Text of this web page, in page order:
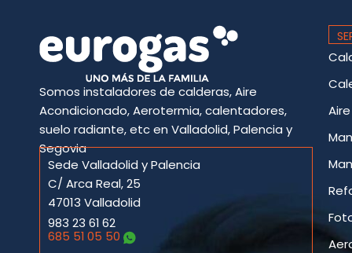
Somos instaladores de calderas, Aire
Acondicionado, Aerotermia, calentadores,
suelo radiante, etc en Valladolid, Palencia y
Segovia
Sede Valladolid y Palencia
C/ Arca Real, 25
47013 Valladolid
983 23 61 62
685 51 05 50